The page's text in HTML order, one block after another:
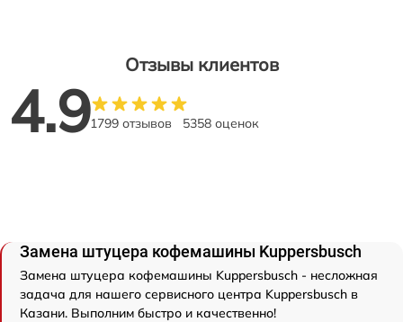
Отзывы клиентов
4.91799 отзывов 5358 оценок
Замена штуцера кофемашины Kuppersbusch
Замена штуцера кофемашины Kuppersbusch - несложная
задача для нашего сервисного центра Kuppersbusch в
Казани. Выполним быстро и качественно!